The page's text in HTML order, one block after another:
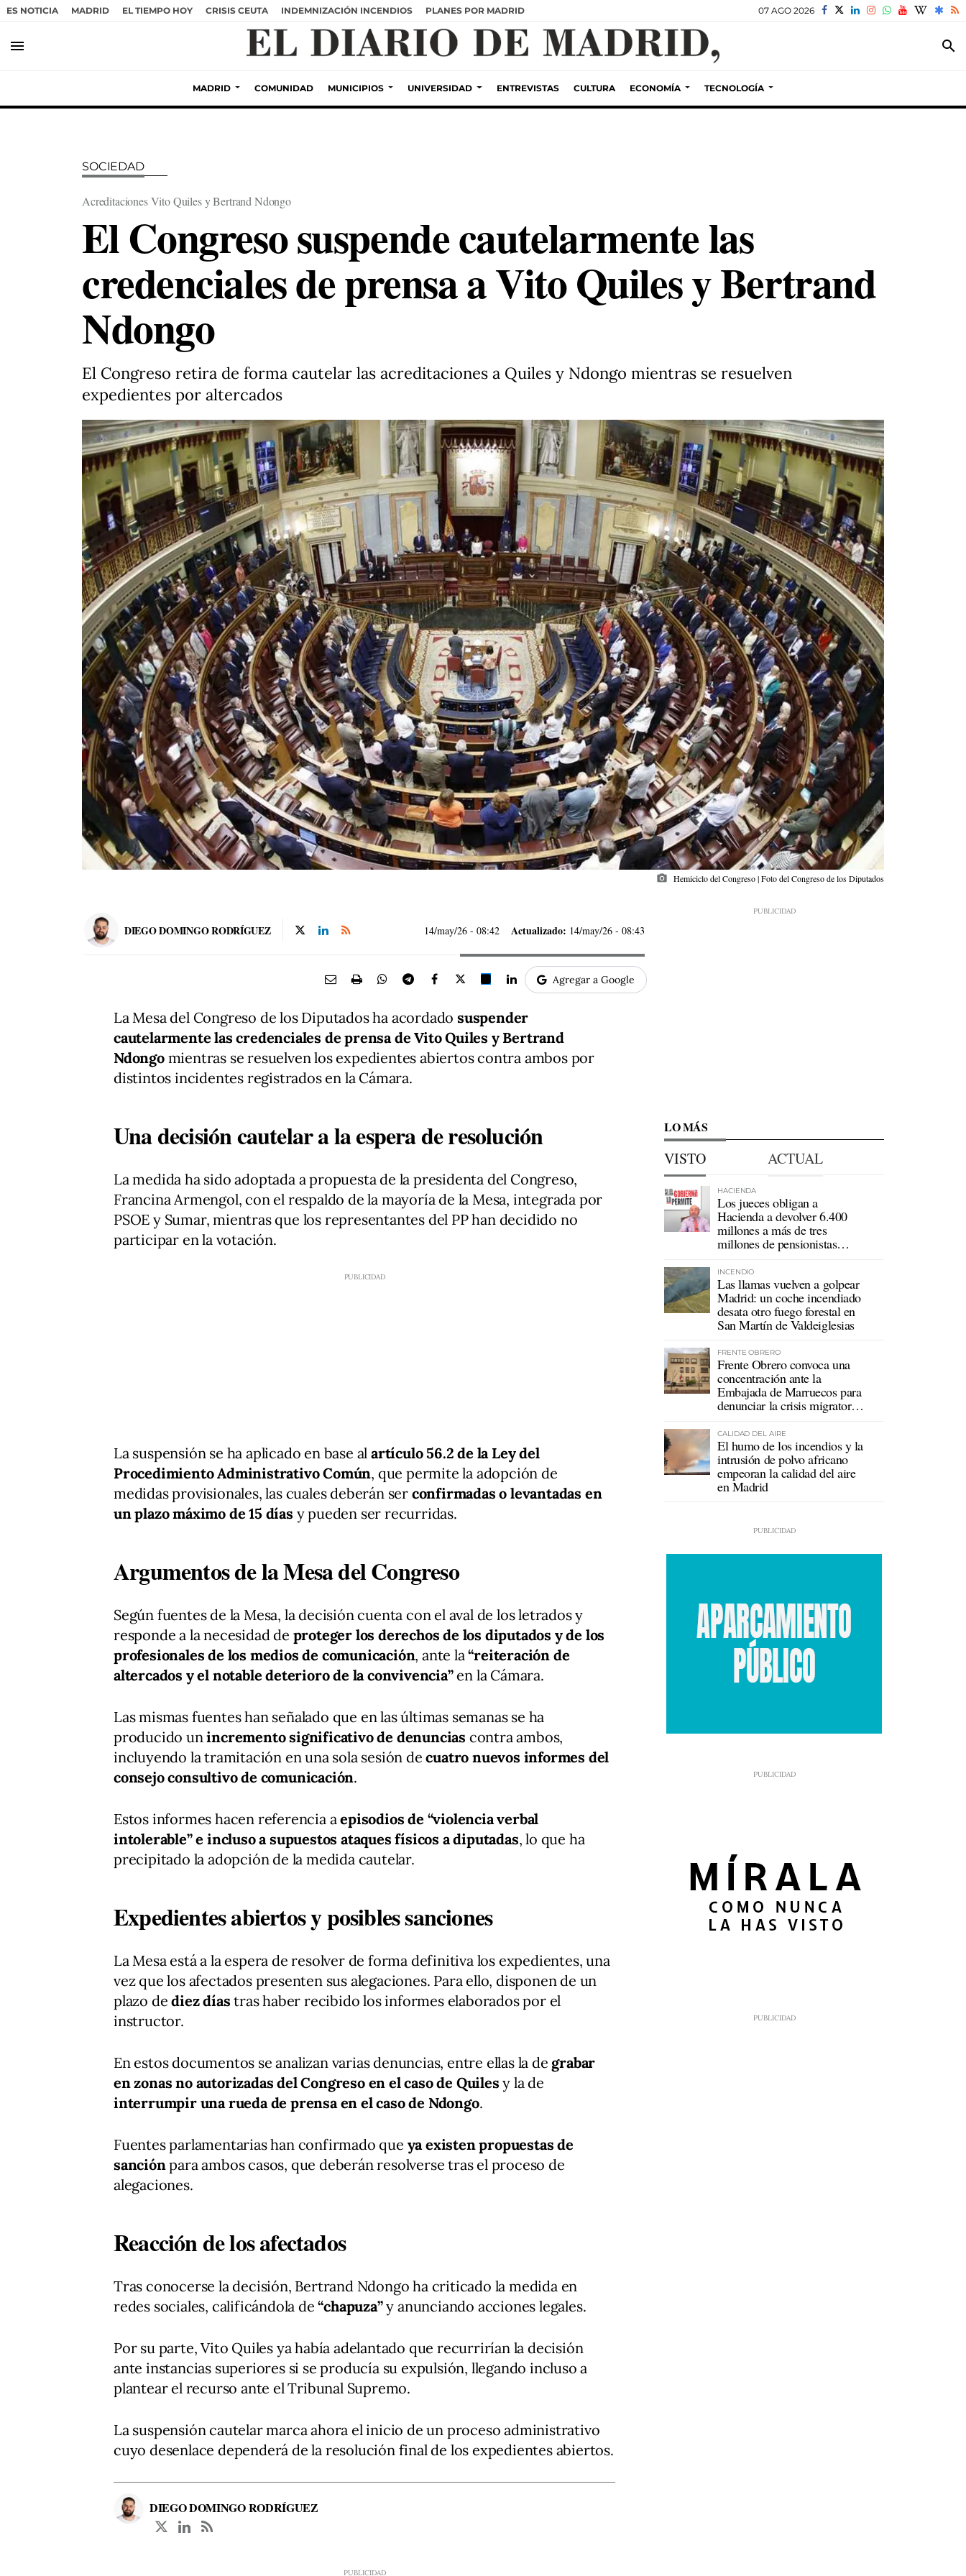
ES NOTICIA MADRID EL TIEMPO HOY CRISIS CEUTA INDEMNIZACIÓN INCENDIOS PLANES POR MADRID 07 AGO 2026
menu search
MADRID COMUNIDAD MUNICIPIOS UNIVERSIDAD ENTREVISTAS CULTURA ECONOMÍA TECNOLOGÍA
SOCIEDAD
Acreditaciones Vito Quiles y Bertrand Ndongo
El Congreso suspende cautelarmente las
credenciales de prensa a Vito Quiles y Bertrand
Ndongo
El Congreso retira de forma cautelar las acreditaciones a Quiles y Ndongo mientras se resuelven
expedientes por altercados
photo_camera Hemiciclo del Congreso | Foto del Congreso de los Diputados
DIEGO DOMINGO RODRÍGUEZ 14/may/26 - 08:42 Actualizado: 14/may/26 - 08:43
Agregar a Google
La Mesa del Congreso de los Diputados ha acordado suspender
cautelarmente las credenciales de prensa de Vito Quiles y Bertrand
Ndongomientras se resuelven los expedientes abiertos contra ambos por
distintos incidentes registrados en la Cámara.
Una decisión cautelar a la espera de resolución
La medida ha sido adoptada a propuesta de la presidenta del Congreso,
Francina Armengol, con el respaldo de la mayoría de la Mesa, integrada por
PSOE y Sumar, mientras que los representantes del PP han decidido no
participar en la votación.
La suspensión se ha aplicado en base al artículo 56.2 de la Ley del
Procedimiento Administrativo Común, que permite la adopción de
medidas provisionales, las cuales deberán ser confirmadas o levantadas en
un plazo máximo de 15 días y pueden ser recurridas.
Argumentos de la Mesa del Congreso
Según fuentes de la Mesa, la decisión cuenta con el aval de los letrados y
responde a la necesidad de proteger los derechos de los diputados y de los
profesionales de los medios de comunicación, ante la“reiteración de
altercados y el notable deterioro de la convivencia”en la Cámara.
Las mismas fuentes han señalado que en las últimas semanas se ha
producido unincremento significativo de denuncias contra ambos,
incluyendo la tramitación en una sola sesión decuatro nuevos informes del
consejo consultivo de comunicación.
Estos informes hacen referencia aepisodios de “violencia verbal
intolerable” e incluso a supuestos ataques físicos a diputadas, lo que ha
precipitado la adopción de la medida cautelar.
Expedientes abiertos y posibles sanciones
La Mesa está a la espera de resolver de forma definitiva los expedientes, una
vez que los afectados presenten sus alegaciones. Para ello, disponen de un
plazo dediez días tras haber recibido los informes elaborados por el
instructor.
En estos documentos se analizan varias denuncias, entre ellas la de grabar
en zonas no autorizadas del Congreso en el caso de Quiles y la de
interrumpir una rueda de prensa en el caso de Ndongo.
Fuentes parlamentarias han confirmado que ya existen propuestas de
sanciónpara ambos casos, que deberán resolverse tras el proceso de
alegaciones.
Reacción de los afectados
Tras conocerse la decisión, Bertrand Ndongo ha criticado la medida en
redes sociales, calificándola de“chapuza”y anunciando acciones legales.
Por su parte, Vito Quiles ya había adelantado que recurrirían la decisión
ante instancias superiores si se producía su expulsión, llegando incluso a
plantear el recurso ante el Tribunal Supremo.
La suspensión cautelar marca ahora el inicio de un proceso administrativo
cuyo desenlace dependerá de la resolución final de los expedientes abiertos.
DIEGO DOMINGO RODRÍGUEZ
LO MÁS
VISTO ACTUAL
HACIENDA
Los jueces obligan a
Hacienda a devolver 6.400
millones a más de tres
millones de pensionistas
INCENDIO
Las llamas vuelven a golpear
Madrid: un coche incendiado
desata otro fuego forestal en
San Martín de Valdeiglesias
FRENTE OBRERO
Frente Obrero convoca una
concentración ante la
Embajada de Marruecos para
denunciar la crisis migratoria
CALIDAD DEL AIRE
El humo de los incendios y la
intrusión de polvo africano
empeoran la calidad del aire
en Madrid